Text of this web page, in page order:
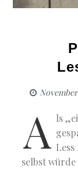
A ls
selbst würde